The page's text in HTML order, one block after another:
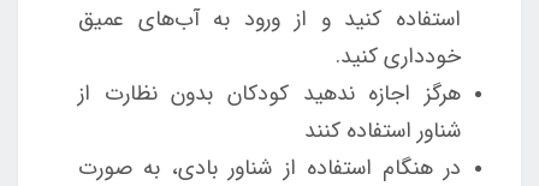
استفاده کنید و از ورود به آب‌های عمیق
خودداری کنید.
هرگز اجازه ندهید کودکان بدون نظارت از
شناور استفاده کنند
در هنگام استفاده از شناور بادی، به صورت